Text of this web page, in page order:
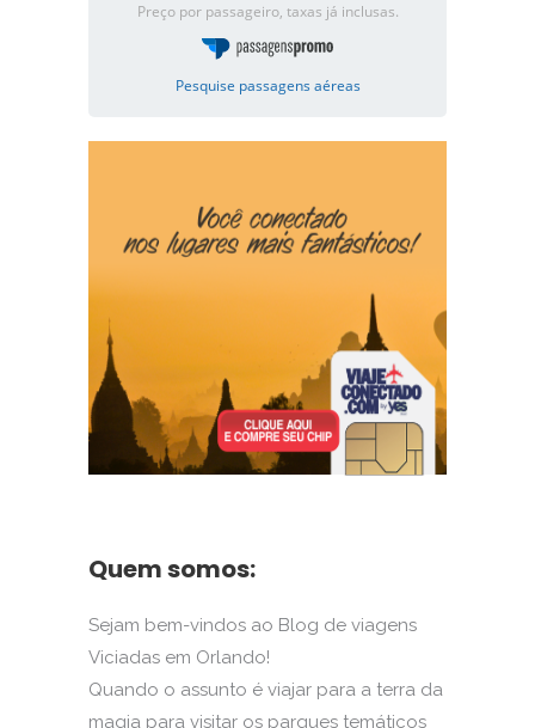
Preço por passageiro, taxas já inclusas.
Pesquise passagens aéreas
Quem somos:
Sejam bem-vindos ao Blog de viagens
Viciadas em Orlando!
Quando o assunto é viajar para a terra da
magia para visitar os parques temáticos